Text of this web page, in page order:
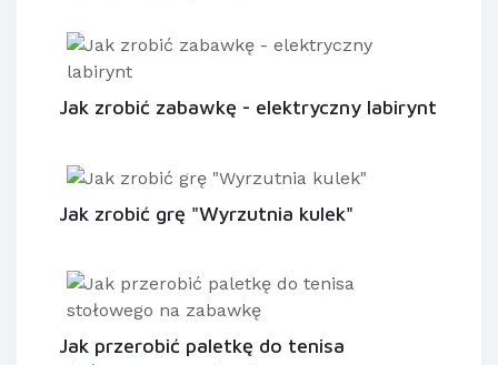
Jak zrobić zabawkę - elektryczny labirynt
Jak zrobić grę "Wyrzutnia kulek"
Jak przerobić paletkę do tenisa